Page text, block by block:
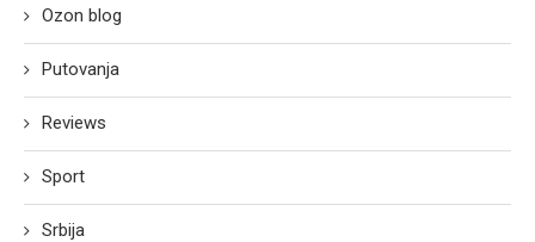
Ozon blog
Putovanja
Reviews
Sport
Srbija